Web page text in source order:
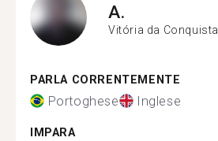
A.
Vitória da Conquista
PARLA CORRENTEMENTE
Portoghese Inglese
IMPARA